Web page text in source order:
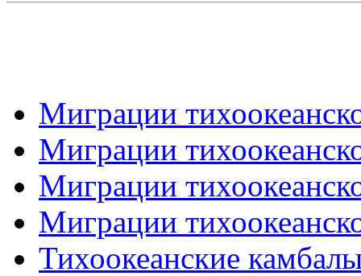
Миграции
Миграции
Миграции
Миграции
Тихоокеанские